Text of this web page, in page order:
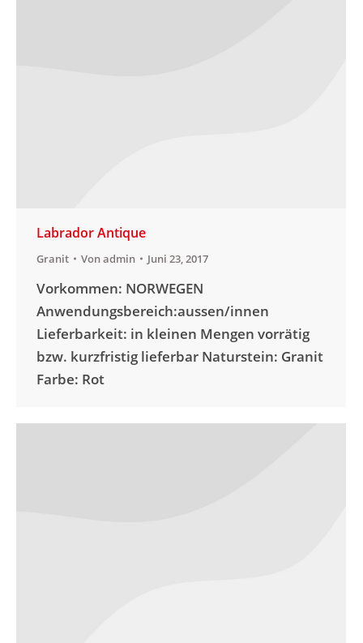
Labrador Antique
Granit Vonadmin Juni 23, 2017
Vorkommen: NORWEGEN
Anwendungsbereich:aussen/innen
Lieferbarkeit: in kleinen Mengen vorrätig
bzw. kurzfristig lieferbar Naturstein: Granit
Farbe: Rot